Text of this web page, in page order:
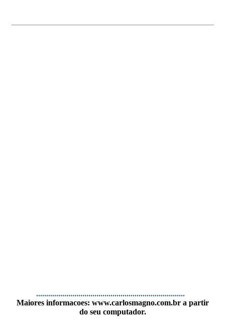
..........................................................................
Maiores informacoes: www.carlosmagno.com.bra partir
do seu computador.